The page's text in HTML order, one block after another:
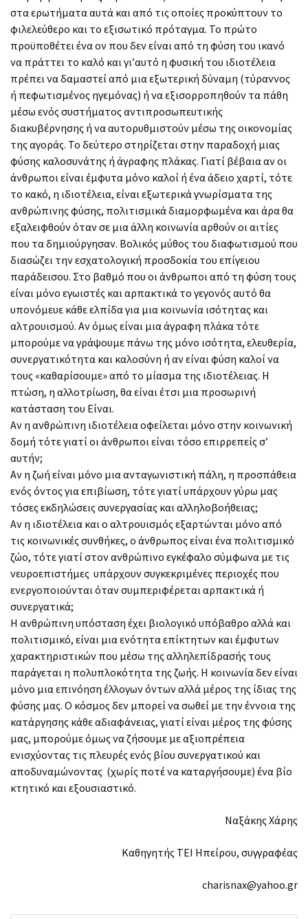
στα ερωτήματα αυτά και από τις οποίες προκύπτουν το
φιλελεύθερο και το εξισωτικό πρόταγμα. Το πρώτο
προϋποθέτει ένα ον που δεν είναι από τη φύση του ικανό
να πράττει το καλό και γι’αυτό η φυσική του ιδιοτέλεια
πρέπει να δαμαστεί από μια εξωτερική δύναμη (τύραννος
ή πεφωτισμένος ηγεμόνας) ή να εξισορροπηθούν τα πάθη
μέσω ενός συστήματος αντιπροσωπευτικής
διακυβέρνησης ή να αυτορυθμιστούν μέσω της οικονομίας
της αγοράς. Το δεύτερο στηρίζεται στην παραδοχή μιας
φύσης καλοσυνάτης ή άγραφης πλάκας. Γιατί βέβαια αν οι
άνθρωποι είναι έμφυτα μόνο καλοί ή ένα άδειο χαρτί, τότε
το κακό, η ιδιοτέλεια, είναι εξωτερικά γνωρίσματα της
ανθρώπινης φύσης, πολιτισμικά διαμορφωμένα και άρα θα
εξαλειφθούν όταν σε μια άλλη κοινωνία αρθούν οι αιτίες
που τα δημιούργησαν. Βολικός μύθος του διαφωτισμού που
διασώζει την εσχατολογική προσδοκία του επίγειου
παράδεισου. Στο βαθμό που οι άνθρωποι από τη φύση τους
είναι μόνο εγωιστές και αρπακτικά το γεγονός αυτό θα
υπονόμευε κάθε ελπίδα για μια κοινωνία ισότητας και
αλτρουισμού. Αν όμως είναι μια άγραφη πλάκα τότε
μπορούμε να γράψουμε πάνω της μόνο ισότητα, ελευθερία,
συνεργατικότητα και καλοσύνη ή αν είναι φύση καλοί να
τους «καθαρίσουμε» από το μίασμα της ιδιοτέλειας. Η
πτώση, η αλλοτρίωση, θα είναι έτσι μια προσωρινή
κατάσταση του Είναι.
Αν η ανθρώπινη ιδιοτέλεια οφείλεται μόνο στην κοινωνική
δομή τότε γιατί οι άνθρωποι είναι τόσο επιρρεπείς σ’
αυτήν;
Αν η ζωή είναι μόνο μια ανταγωνιστική πάλη, η προσπάθεια
ενός όντος για επιβίωση, τότε γιατί υπάρχουν γύρω μας
τόσες εκδηλώσεις συνεργασίας και αλληλοβοήθειας;
Αν η ιδιοτέλεια και ο αλτρουισμός εξαρτώνται μόνο από
τις κοινωνικές συνθήκες, ο άνθρωπος είναι ένα πολιτισμικό
ζώο, τότε γιατί στον ανθρώπινο εγκέφαλο σύμφωνα με τις
νευροεπιστήμες υπάρχουν συγκεκριμένες περιοχές που
ενεργοποιούνται όταν συμπεριφέρεται αρπακτικά ή
συνεργατικά;
Η ανθρώπινη υπόσταση έχει βιολογικό υπόβαθρο αλλά και
πολιτισμικό, είναι μια ενότητα επίκτητων και έμφυτων
χαρακτηριστικών που μέσω της αλληλεπίδρασής τους
παράγεται η πολυπλοκότητα της ζωής. Η κοινωνία δεν είναι
μόνο μια επινόηση έλλογων όντων αλλά μέρος της ίδιας της
φύσης μας. Ο κόσμος δεν μπορεί να σωθεί με την έννοια της
κατάργησης κάθε αδιαφάνειας, γιατί είναι μέρος της φύσης
μας, μπορούμε όμως να ζήσουμε με αξιοπρέπεια
ενισχύοντας τις πλευρές ενός βίου συνεργατικού και
αποδυναμώνοντας (χωρίς ποτέ να καταργήσουμε) ένα βίο
κτητικό και εξουσιαστικό.
Ναξάκης Χάρης
Καθηγητής ΤΕΙ Ηπείρου, συγγραφέας
charisnax@yahoo.gr